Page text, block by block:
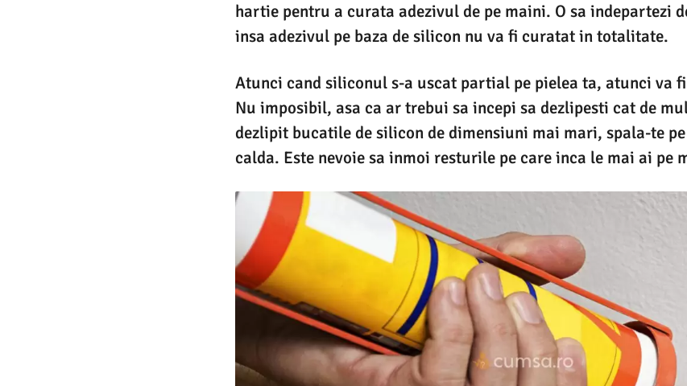
hartie pentru a curata adezivul de pe maini. O sa indepartezi
insa adezivul pe baza de silicon nu va fi curatat in totalitate.
Atunci cand siliconul s-a uscat partial pe pielea ta, atunci va
Nu imposibil, asa ca ar trebui sa incepi sa dezlipesti cat de
dezlipit bucatile de silicon de dimensiuni mai mari, spala-te
calda. Este nevoie sa inmoi resturile pe care inca le mai ai pe